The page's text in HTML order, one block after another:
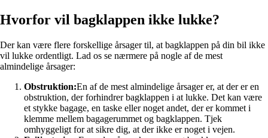
Hvorfor vil bagklappen ikke lukke?
Der kan være flere forskellige årsager til, at bagklappen på din bil ikke
vil lukke ordentligt. Lad os se nærmere på nogle af de mest
almindelige årsager:
Obstruktion:En af de mest almindelige årsager er, at der er en
obstruktion, der forhindrer bagklappen i at lukke. Det kan være
et stykke bagage, en taske eller noget andet, der er kommet i
klemme mellem bagagerummet og bagklappen. Tjek
omhyggeligt for at sikre dig, at der ikke er noget i vejen.